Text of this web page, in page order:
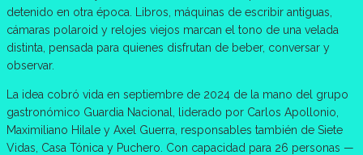
detenido en otra época. Libros, máquinas de escribir antiguas,
cámaras polaroid y relojes viejos marcan el tono de una velada
distinta, pensada para quienes disfrutan de beber, conversar y
observar.
La idea cobró vida en septiembre de 2024 de la mano del grupo
gastronómico Guardia Nacional, liderado por Carlos Apollonio,
Maximiliano Hilale y Axel Guerra, responsables también de Siete
Vidas, Casa Tónica y Puchero. Con capacidad para 26 personas —